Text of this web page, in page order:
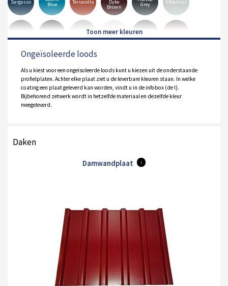
Sargasso Blue Terracotta Dyke
Brown Grey Albatross
Goosewing
Grey Hamiet Merlin
Grey
Ongeïsoleerde loods
Als u kiest voor een ongeïsoleerde loods kunt u kiezen uit de onderstaande
profielplaten. Achter elke plaat ziet u de leverbare kleuren staan. In welke
coating een plaat geleverd kan worden, vindt u in de infobox (de I).
Bijbehorend zetwerk wordt in hetzelfde materiaal en dezelfde kleur
meegeleverd.
Daken
Damwandplaat i